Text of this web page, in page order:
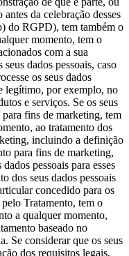
da celebração desses
do RGPD), tem também o
momento, tem o
com a sua
dados pessoais, caso
os seus dados
legítimo, por exemplo, no
e serviços. Se os seus
para fins de marketing, tem
ao tratamento dos
incluindo a definição
para fins de marketing,
pessoais para esses
dos seus dados pessoais
concedido para os
Tratamento, tem o
a qualquer momento,
baseado no
Se considerar que os seus
dos requisitos legais,